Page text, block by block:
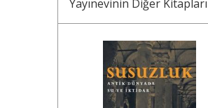
Yayınevinin Diğer Kitapları